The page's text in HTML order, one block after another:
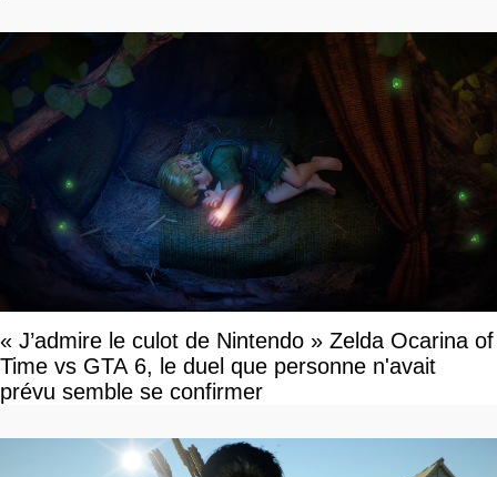
« J’admire le culot de Nintendo » Zelda Ocarina of
Time vs GTA 6, le duel que personne n'avait
prévu semble se confirmer